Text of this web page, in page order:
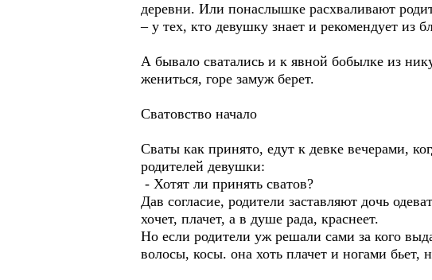
деревни. Или понаслышке расхваливают
– у тех, кто девушку знает и рекомендует из
А бывало сватались и к явной бобылке из
жениться, горе замуж берет.
Сватовство начало
Сваты как принято, едут к девке вечерами,
родителей девушки:
- Хотят ли принять сватов?
Дав согласие, родители заставляют дочь
хочет, плачет, а в душе рада, краснеет.
Но если родители уж решали сами за кого
волосы, косы. она хоть плачет и ногами бьет,